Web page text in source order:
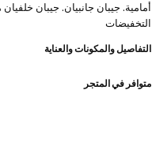
أمامية. جيبان جانبيان. جيبان
التخفيضات
التفاصيل والمكونات والعناية
متوافر في المتجر